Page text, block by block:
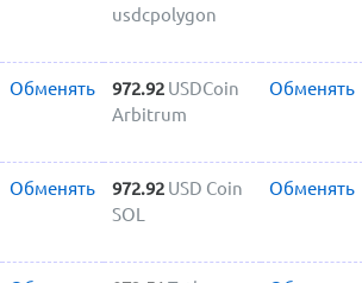
usdcpolygon
Обменять 972.92 USDCoin
Arbitrum
Обменять
Обменять 972.92 USD Coin
SOL
Обменять